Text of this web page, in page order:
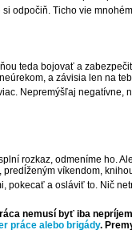
odpočiň. Ticho vie
teda bojovať a
a závisia len na
Nepremýšľaj
rozkaz, odmeníme ho.
víkendom,
pokecať a osláviť to. Nič
nemusí byť iba
práce alebo brigády.